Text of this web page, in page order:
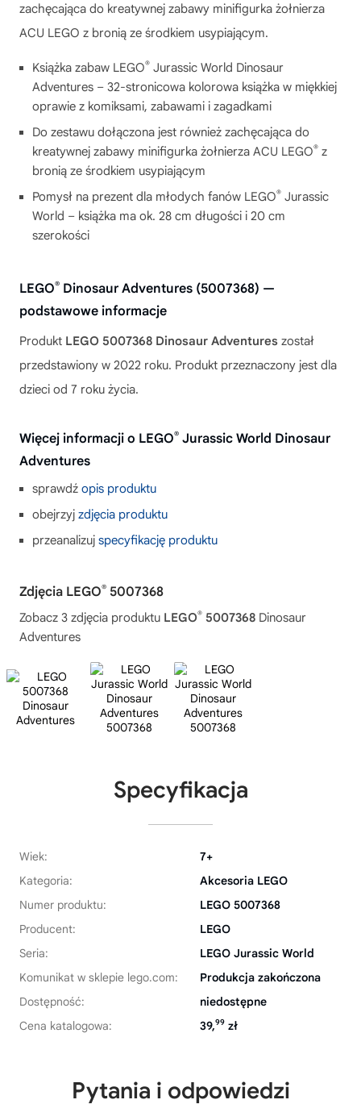
zachęcająca do kreatywnej zabawy minifigurka żołnierza
ACU LEGO z bronią ze środkiem usypiającym.
Książka zabaw LEGO® Jurassic World Dinosaur
Adventures – 32-stronicowa kolorowa książka w miękkiej
oprawie z komiksami, zabawami i zagadkami
Do zestawu dołączona jest również zachęcająca do
kreatywnej zabawy minifigurka żołnierza ACU LEGO® z
bronią ze środkiem usypiającym
Pomysł na prezent dla młodych fanów LEGO® Jurassic
World – książka ma ok. 28 cm długości i 20 cm
szerokości
LEGO® Dinosaur Adventures (5007368) —
podstawowe informacje
Produkt LEGO 5007368 Dinosaur Adventures został
przedstawiony w 2022 roku. Produkt przeznaczony jest dla
dzieci od 7 roku życia.
Więcej informacji o LEGO® Jurassic World Dinosaur
Adventures
sprawdź opis produktu
obejrzyj zdjęcia produktu
przeanalizuj specyfikację produktu
Zdjęcia LEGO® 5007368
Zobacz 3 zdjęcia produktu LEGO® 5007368 Dinosaur
Adventures
Specyfikacja
Wiek:
7+
Kategoria:
Akcesoria LEGO
Numer produktu:
LEGO 5007368
Producent:
LEGO
Seria:
LEGO Jurassic World
Komunikat w sklepie lego.com:
Produkcja zakończona
Dostępność:
niedostępne
Cena katalogowa:
39,99 zł
Pytania i odpowiedzi